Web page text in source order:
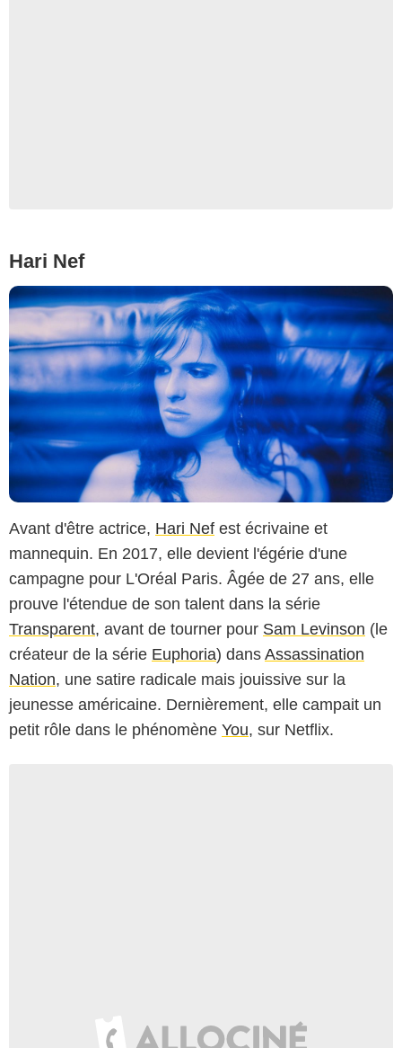
Hari Nef
Avant d'être actrice, Hari Nef est écrivaine et
mannequin. En 2017, elle devient l'égérie d'une
campagne pour L'Oréal Paris. Âgée de 27 ans, elle
prouve l'étendue de son talent dans la série
Transparent, avant de tourner pour Sam Levinson (le
créateur de la série Euphoria) dans Assassination
Nation, une satire radicale mais jouissive sur la
jeunesse américaine. Dernièrement, elle campait un
petit rôle dans le phénomène You, sur Netflix.